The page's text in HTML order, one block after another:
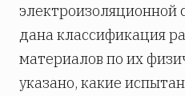
электроизоляционной
дана классификация
материалов по их
указано, какие